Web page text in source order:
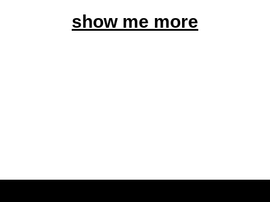
show me more